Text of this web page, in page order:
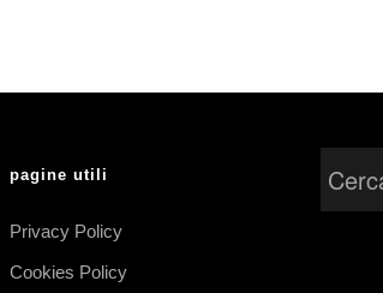
pagine utili
Privacy Policy
Cookies Policy